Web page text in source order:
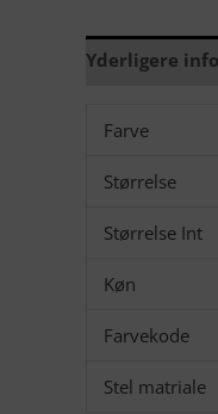
Yderligere
Farve
Størrelse
Størrelse Int
Køn
Farvekode
Stel matriale